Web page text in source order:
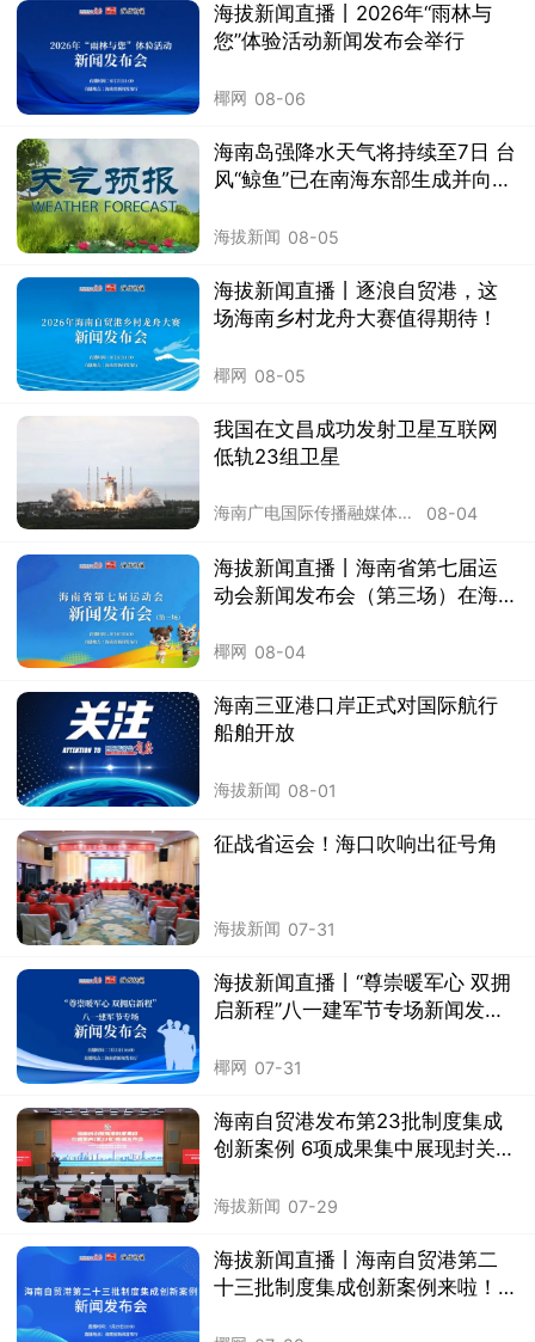
海拔新闻直播丨2026年“雨林与
您”体验活动新闻发布会举行
椰网 08-06
海南岛强降水天气将持续至7日 台
风“鲸鱼”已在南海东部生成并向菲
海拔新闻 08-05
海拔新闻直播丨逐浪自贸港，这
场海南乡村龙舟大赛值得期待！
椰网 08-05
我国在文昌成功发射卫星互联网
低轨23组卫星
海南广电国际传播融媒体中心 08-04
海拔新闻直播丨海南省第七届运
动会新闻发布会（第三场）在海
椰网 08-04
海南三亚港口岸正式对国际航行
船舶开放
海拔新闻 08-01
征战省运会！海口吹响出征号角
海拔新闻 07-31
海拔新闻直播丨“尊崇暖军心 双拥
启新程”八一建军节专场新闻发布
椰网 07-31
海南自贸港发布第23批制度集成
创新案例 6项成果集中展现封关运
海拔新闻 07-29
海拔新闻直播丨海南自贸港第二
十三批制度集成创新案例来啦！